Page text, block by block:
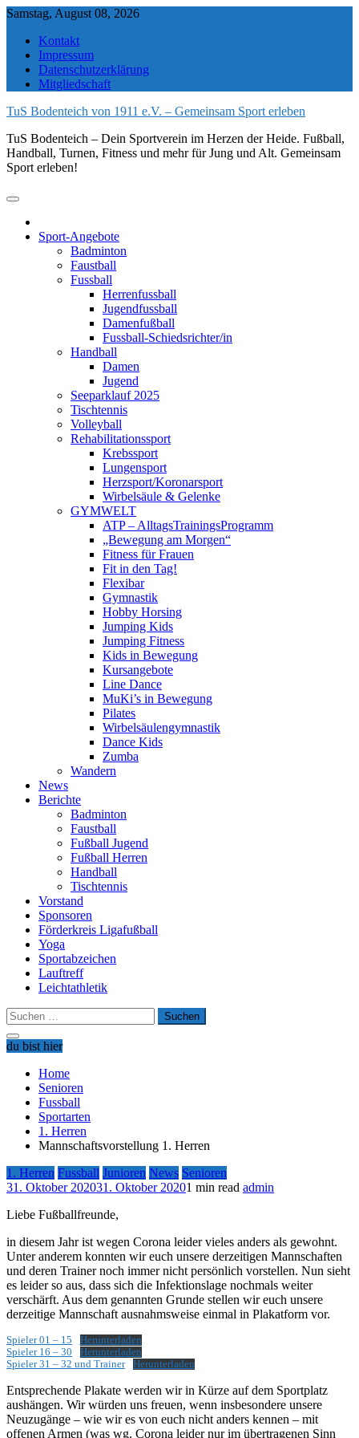
Skip
content
Samstag, August 08, 2026
Kontakt
Impressum
Datenschutzerklärung
Mitgliedschaft
TuS Bodenteich von 1911 e.V. – Gemeinsam Sport erleben
TuS Bodenteich – Dein Sportverein im Herzen der Heide. Fußball,
Handball, Turnen, Fitness und mehr für Jung und Alt. Gemeinsam
Sport erleben!
Sport-Angebote
Badminton
Faustball
Fussball
Herrenfussball
Jugendfussball
Damenfußball
Fussball-Schiedsrichter/in
Handball
Damen
Jugend
Seeparklauf 2025
Tischtennis
Volleyball
Rehabilitationssport
Krebssport
Lungensport
Herzsport/Koronarsport
Wirbelsäule & Gelenke
GYMWELT
ATP – AlltagsTrainingsProgramm
„Bewegung am Morgen“
Fitness für Frauen
Fit in den Tag!
Flexibar
Gymnastik
Hobby Horsing
Jumping Kids
Jumping Fitness
Kids in Bewegung
Kursangebote
Line Dance
MuKi’s in Bewegung
Pilates
Wirbelsäulengymnastik
Dance Kids
Zumba
Wandern
News
Berichte
Badminton
Faustball
Fußball Jugend
Fußball Herren
Handball
Tischtennis
Vorstand
Sponsoren
Förderkreis Ligafußball
Yoga
Sportabzeichen
Lauftreff
Leichtathletik
Suchen
nach:
du bist hier
Home
Senioren
Fussball
Sportarten
1. Herren
Mannschaftsvorstellung 1. Herren
1. Herren Fussball Junioren News Senioren
31. Oktober 202031. Oktober 20201 min read admin
Liebe Fußballfreunde,
in diesem Jahr ist wegen Corona leider vieles anders als gewohnt.
Unter anderem konnten wir euch unsere derzeitigen Mannschaften
und deren Trainer noch immer nicht persönlich vorstellen. Nun sieht
es leider so aus, dass sich die Infektionslage nochmals weiter
verschärft. Aus dem genannten Grunde stellen wir euch unsere
derzeitige Mannschaft ausnahmsweise einmal in Plakatform vor.
Spieler 01 – 15
Herunterladen
Spieler 16 – 30
Herunterladen
Spieler 31 – 32 und Trainer
Herunterladen
Entsprechende Plakate werden wir in Kürze auf dem Sportplatz
aushängen. Wir würden uns freuen, wenn insbesondere unsere
Neuzugänge – wie wir es von euch nicht anders kennen – mit
offenen Armen (was wg. Corona leider nur im übertragenen Sinn